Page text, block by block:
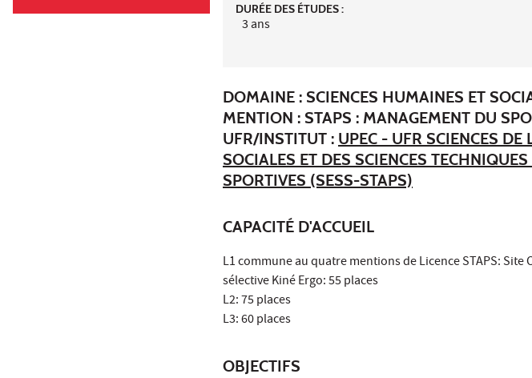
DURÉE DES ÉTUDES :
3 ans
DOMAINE : SCIENCES HUMAINES ET
MENTION : STAPS : MANAGEMENT DU
UFR/INSTITUT : UPEC - UFR SCIENCES DE
SOCIALES ET DES SCIENCES
SPORTIVES (SESS-STAPS)
CAPACITÉ D'ACCUEIL
L1 commune au quatre mentions de Licence STAPS:
sélective Kiné Ergo: 55 places
L2: 75 places
L3: 60 places
OBJECTIFS